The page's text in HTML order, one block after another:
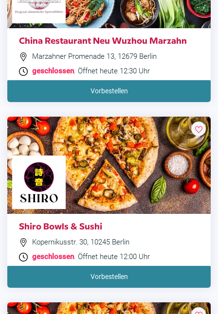
China Restaurant Neu Wuzhou Marzahn
Marzahner Promenade 13, 12679 Berlin
geschlossen. Öffnet heute 12:30 Uhr
Vorbestellen
Shiro Bowls & Sushi
Kopernikusstr. 30, 10245 Berlin
geschlossen. Öffnet heute 12:00 Uhr
Vorbestellen